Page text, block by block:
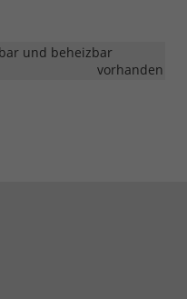
und beheizbar
vorhanden